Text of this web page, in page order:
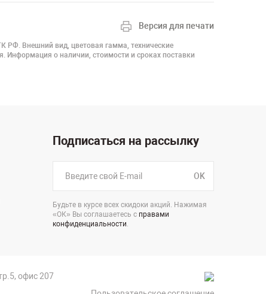
Версия для печати
РФ. Внешний вид, цветовая гамма, технические
Информация о наличии, стоимости и сроках поставки
Подписаться на рассылку
OK
Будьте в курсе всех скидоки акций. Нажимая
«ОК» Вы соглашаетесь с правами
конфиденциальности.
офис 207